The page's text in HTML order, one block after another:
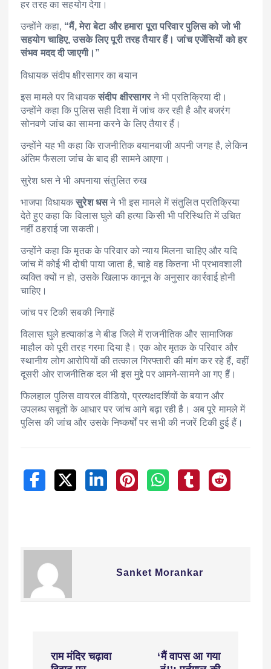
हर तरह का सहयोग देगा।
उन्होंने कहा, “मैं, मेरा बेटा और हमारा पूरा परिवार पुलिस को जो भी
सहयोग चाहिए, उसके लिए पूरी तरह तैयार हैं। जांच एजेंसियों को हर
संभव मदद दी जाएगी।”
विधायक संदीप क्षीरसागर का बयान
इस मामले पर विधायकसंदीप क्षीरसागरने भी प्रतिक्रिया दी।
उन्होंने कहा कि पुलिस सही दिशा में जांच कर रही है और बजरंग
सोनवणे जांच का सामना करने के लिए तैयार हैं।
उन्होंने यह भी कहा कि राजनीतिक बयानबाजी अपनी जगह है, लेकिन
अंतिम फैसला जांच के बाद ही सामने आएगा।
सुरेश धस ने भी अपनाया संतुलित रुख
भाजपा विधायकसुरेश धसने भी इस मामले में संतुलित प्रतिक्रिया
देते हुए कहा कि विलास घुले की हत्या किसी भी परिस्थिति में उचित
नहीं ठहराई जा सकती।
उन्होंने कहा कि मृतक के परिवार को न्याय मिलना चाहिए और यदि
जांच में कोई भी दोषी पाया जाता है, चाहे वह कितना भी प्रभावशाली
व्यक्ति क्यों न हो, उसके खिलाफ कानून के अनुसार कार्रवाई होनी
चाहिए।
जांच पर टिकी सबकी निगाहें
विलास घुले हत्याकांड ने बीड जिले में राजनीतिक और सामाजिक
माहौल को पूरी तरह गरमा दिया है। एक ओर मृतक के परिवार और
स्थानीय लोग आरोपियों की तत्काल गिरफ्तारी की मांग कर रहे हैं, वहीं
दूसरी ओर राजनीतिक दल भी इस मुद्दे पर आमने-सामने आ गए हैं।
फिलहाल पुलिस वायरल वीडियो, प्रत्यक्षदर्शियों के बयान और
उपलब्ध सबूतों के आधार पर जांच आगे बढ़ा रही है। अब पूरे मामले में
पुलिस की जांच और उसके निष्कर्षों पर सभी की नजरें टिकी हुई हैं।
Sanket Morankar
राम मंदिर चढ़ावा
‘मैं वापस आ गया